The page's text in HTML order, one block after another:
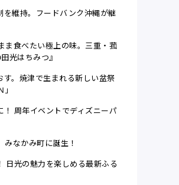
を維持。フードバンク沖縄が継
ま食べたい極上の味。三重・菰
光はちみつ』
す。焼津で生まれる新しい盆祭
！ 周年イベントでディズニーパ
みなかみ町に誕生！
日光の魅力を楽しめる最新ふる